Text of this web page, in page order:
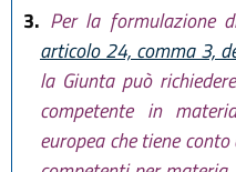
3. Per la formulazione
articolo 24, comma 3,
la Giunta può
competente in
europea che tiene